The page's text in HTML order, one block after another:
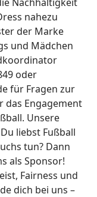
nahezu
der Marke
und Mädchen
oder
für Fragen zur
das Engagement
Unsere
liebst Fußball
tun? Dann
als Sponsor!
Fairness und
dich bei uns –